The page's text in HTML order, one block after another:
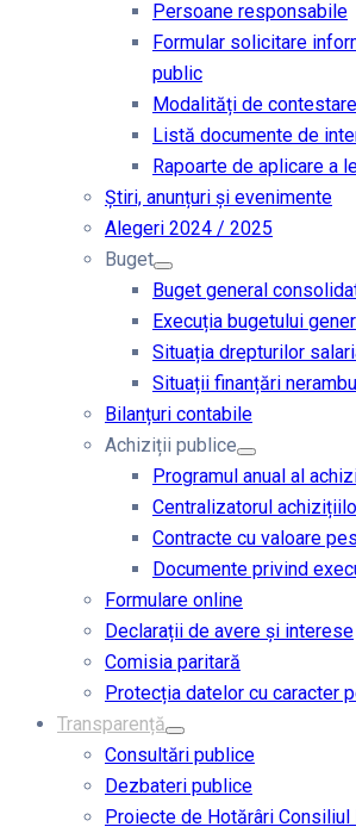
Persoane responsabile
Formular solicitare
public
Modalități de contestare
Listă documente de
Rapoarte de aplicare a
Știri, anunțuri și evenimente
Alegeri 2024 / 2025
Buget
Buget general
Execuția bugetului
Situația drepturilor
Situații finanțări
Bilanțuri contabile
Achiziții publice
Programul anual al
Centralizatorul
Contracte cu valoare
Documente privind
Formulare online
Declarații de avere și interese
Comisia paritară
Protecția datelor cu caracter
Transparență
Consultări publice
Dezbateri publice
Proiecte de Hotărâri